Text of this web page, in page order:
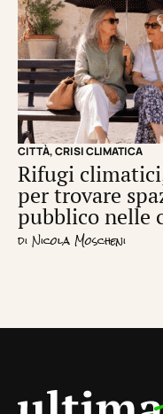
CITTÀ,CRISI CLIMATICA
Rifugi
per trovare
pubblico nelle
di Nicola Moscheni